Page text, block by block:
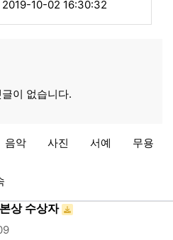
2019-10-02 16:30:32
이 없습니다.
음악 사진 서예 무용
상자
상 수상자